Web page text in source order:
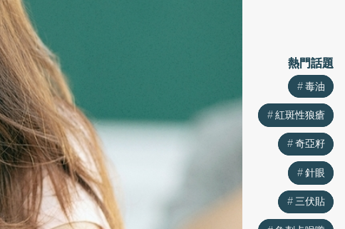
熱門話題
毒油
紅斑性狼瘡
奇亞籽
針眼
三伏貼
熱門話題
毒油
紅斑性狼瘡
奇亞籽
針眼
三伏貼